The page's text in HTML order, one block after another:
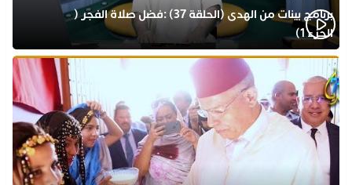
برنامج بينات من الهدى (الحلقة 37) :فضل صلاة الفجر (
الجزء 1)